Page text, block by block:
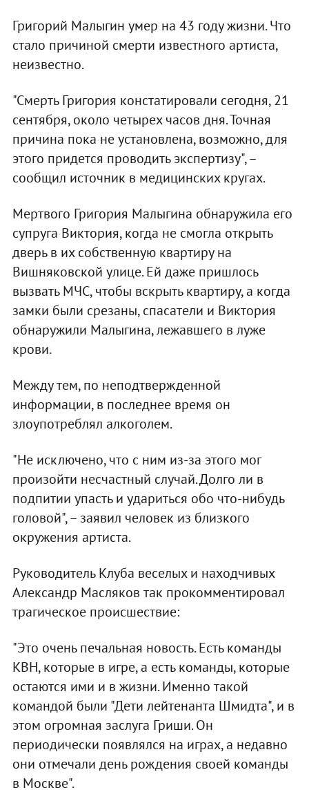
Григорий Малыгин умер на 43 году жизни. Что
стало причиной смерти известного артиста,
неизвестно.
"Смерть Григория констатировали сегодня, 21
сентября, около четырех часов дня. Точная
причина пока не установлена, возможно, для
этого придется проводить экспертизу", –
сообщил источник в медицинских кругах.
Мертвого Григория Малыгина обнаружила его
супруга Виктория, когда не смогла открыть
дверь в их собственную квартиру на
Вишняковской улице. Ей даже пришлось
вызвать МЧС, чтобы вскрыть квартиру, а когда
замки были срезаны, спасатели и Виктория
обнаружили Малыгина, лежавшего в луже
крови.
Между тем, по неподтвержденной
информации, в последнее время он
злоупотреблял алкоголем.
"Не исключено, что с ним из-за этого мог
произойти несчастный случай. Долго ли в
подпитии упасть и удариться обо что-нибудь
головой", – заявил человек из близкого
окружения артиста.
Руководитель Клуба веселых и находчивых
Александр Масляков так прокомментировал
трагическое происшествие:
"Это очень печальная новость. Есть команды
КВН, которые в игре, а есть команды, которые
остаются ими и в жизни. Именно такой
командой были "Дети лейтенанта Шмидта", и в
этом огромная заслуга Гриши. Он
периодически появлялся на играх, а недавно
они отмечали день рождения своей команды
в Москве".